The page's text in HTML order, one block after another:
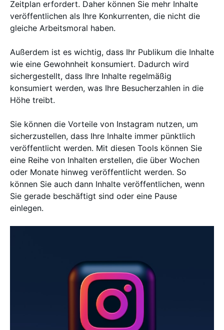
Zeitplan erfordert. Daher können Sie mehr Inhalte
veröffentlichen als Ihre Konkurrenten, die nicht die
gleiche Arbeitsmoral haben.
Außerdem ist es wichtig, dass Ihr Publikum die Inhalte
wie eine Gewohnheit konsumiert. Dadurch wird
sichergestellt, dass Ihre Inhalte regelmäßig
konsumiert werden, was Ihre Besucherzahlen in die
Höhe treibt.
Sie können die Vorteile von Instagram nutzen, um
sicherzustellen, dass Ihre Inhalte immer pünktlich
veröffentlicht werden. Mit diesen Tools können Sie
eine Reihe von Inhalten erstellen, die über Wochen
oder Monate hinweg veröffentlicht werden. So
können Sie auch dann Inhalte veröffentlichen, wenn
Sie gerade beschäftigt sind oder eine Pause
einlegen.